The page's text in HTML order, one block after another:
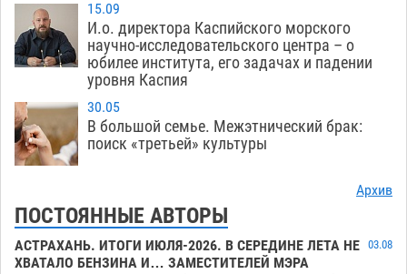
15.09
И.о. директора Каспийского морского
научно-исследовательского центра – о
юбилее института, его задачах и падении
уровня Каспия
30.05
В большой семье. Межэтнический брак:
поиск «третьей» культуры
Архив
ПОСТОЯННЫЕ АВТОРЫ
АСТРАХАНЬ. ИТОГИ ИЮЛЯ-2026. В СЕРЕДИНЕ ЛЕТА НЕ
ХВАТАЛО БЕНЗИНА И… ЗАМЕСТИТЕЛЕЙ МЭРА
03.08